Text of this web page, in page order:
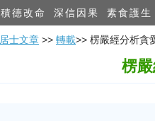
積德改命 深信因果 素食護生
居士文章 >> 轉載>> 楞嚴經分析貪
楞